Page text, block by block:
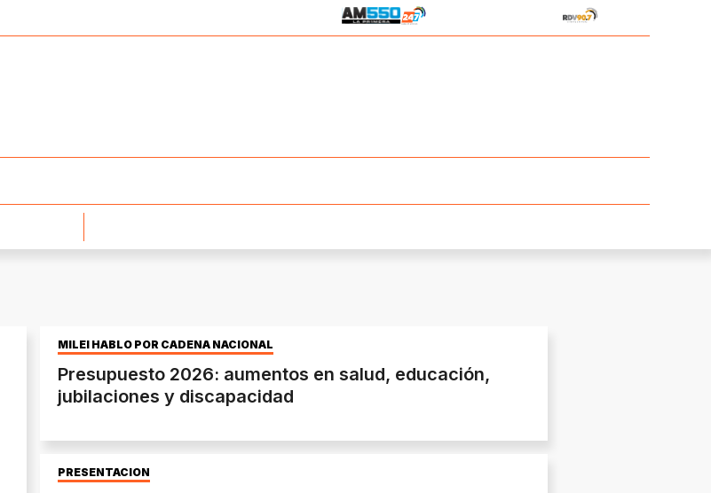
MILEI HABLÓ POR CADENA NACIONAL
Presupuesto 2026: aumentos en salud, educación,
jubilaciones y discapacidad
PRESENTACIÓN